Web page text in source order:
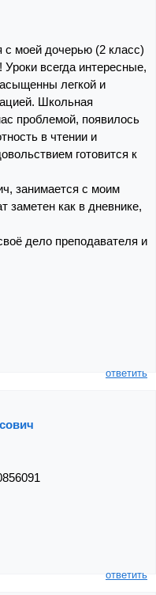
с моей дочерью (2 класс)
всегда интересные,
легкой и
Школьная
проблемой, появилось
в чтении и
готовится к
занимается с моим
заметен как в дневнике,
дело преподавателя и
ответить
ответить